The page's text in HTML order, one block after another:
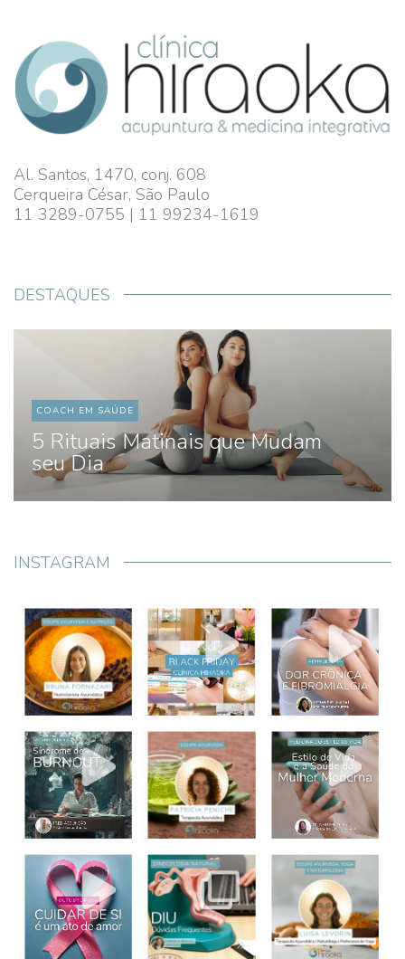
Al. Santos, 1470, conj. 608
Cerqueira César, São Paulo
11 3289-0755 | 11 99234-1619
DESTAQUES
COACH EM SAÚDE
5 Rituais Matinais que Mudam
seu Dia
INSTAGRAM